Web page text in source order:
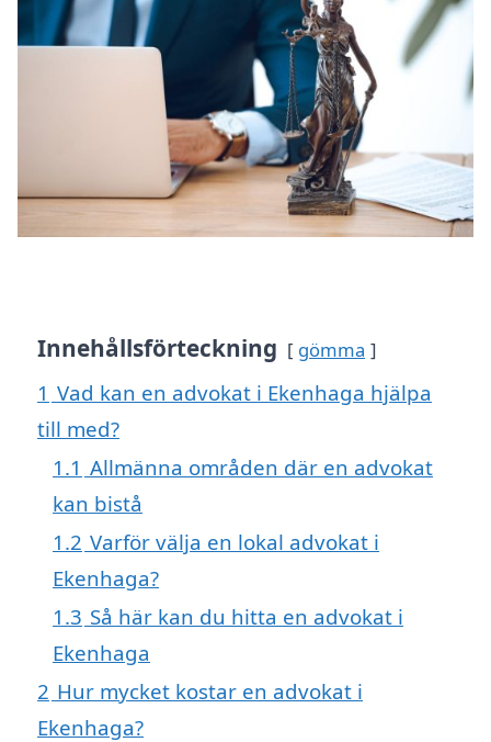
Innehållsförteckning gömma
1 Vad kan en advokat i Ekenhaga hjälpa
till med?
1.1 Allmänna områden där en advokat
kan bistå
1.2 Varför välja en lokal advokat i
Ekenhaga?
1.3 Så här kan du hitta en advokat i
Ekenhaga
2 Hur mycket kostar en advokat i
Ekenhaga?